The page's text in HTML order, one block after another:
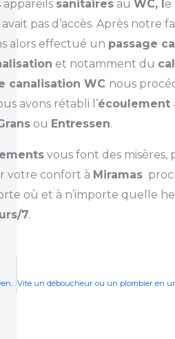
appareils sanitairesau WC, le
pas d’accès. Après notre
alors effectué un passage
et notamment du
canalisation WC nous
avons rétabli l’écoulement
ou Entressen.
vous font des misères,
votre confort à Miramas
où et à n’importe quelle
7.
Votre déboucheur de canalisation de cuisine rapide en urgence à Sénas Proche de Salon de Provence ou Pont royal